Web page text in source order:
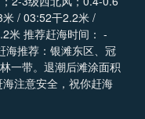
/ 03:52干2.2米 /
米 推荐赶海时间： -
海推荐：银滩东区、冠
一带。退潮后滩涂面积
注意安全，祝你赶海